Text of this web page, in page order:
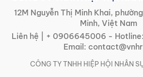
12M Nguyễn Thị Minh Khai,
Minh, Việt Nam
Liên hệ |
+ 0906645006 - Hotline:
Email:
CÔNG TY TNHH HIỆP HỘI NHÂN